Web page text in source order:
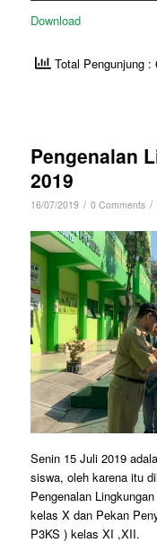
Download
Total Pengunjung :
Pengenalan
2019
16/07/2019 / 0 Comments /
Senin 15 Juli 2019
siswa, oleh karena itu
Pengenalan
kelas X dan Pekan
P3KS ) kelas XI ,XII.